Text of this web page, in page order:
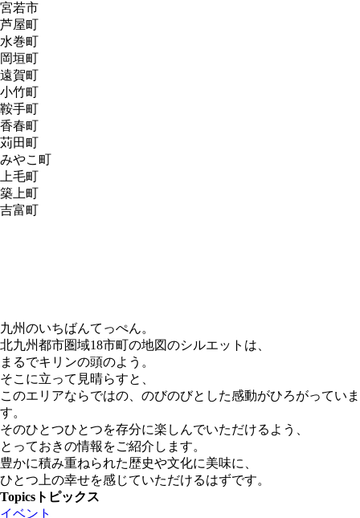
宮若市
芦屋町
水巻町
岡垣町
遠賀町
小竹町
鞍手町
香春町
苅田町
みやこ町
上毛町
築上町
吉富町
九州のいちばんてっぺん。
北九州都市圏域18市町の地図のシルエットは、
まるでキリンの頭のよう。
そこに立って見晴らすと、
このエリアならではの、のびのびとした感動がひろがっていま
す。
そのひとつひとつを存分に楽しんでいただけるよう、
とっておきの情報をご紹介します。
豊かに積み重ねられた歴史や文化に美味に、
ひとつ上の幸せを感じていただけるはずです。
Topics トピックス
イベント